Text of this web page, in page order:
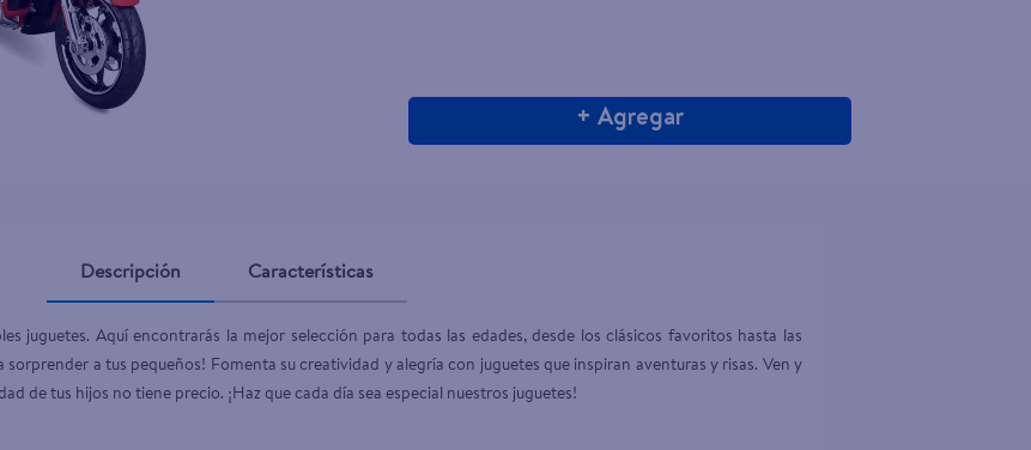
+ Agregar
Descripción Características
juguetes. Aquí encontrarás la mejor selección para todas las edades, desde los clásicos favoritos hasta las
a tus pequeños! Fomenta su creatividad y alegría con juguetes que inspiran aventuras y risas. Ven y
de tus hijos no tiene precio. ¡Haz que cada día sea especial nuestros juguetes!